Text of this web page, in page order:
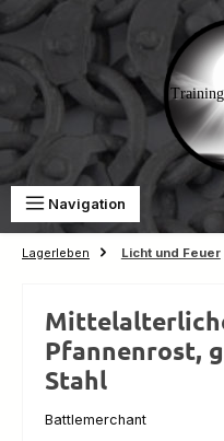
Zum Hauptinhalt springen
Navigation
Lagerleben Licht und Feuer
Pfannenrost,
Stahl
Battlemerchant